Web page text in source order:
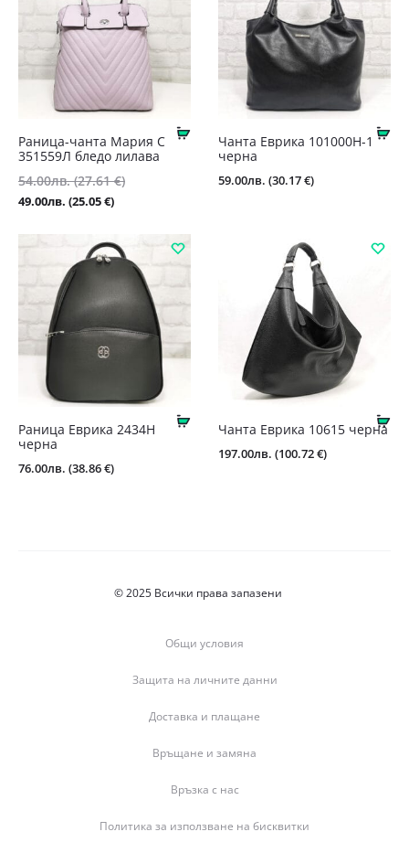
Купи
Раница-чанта Мария С
351559Л бледо лилава
54.00лв. (27.61 €)Original
54.00лв.
(27.61
€).
49.00лв. (25.05 €)Текущата
е:
49.00лв.
(25.05
€).
Чанта Еврика 101000Н-1
черна
59.00лв. (30.17 €)
Купи
Раница Еврика 2434Н
черна
76.00лв. (38.86 €)
Чанта Еврика 10615 черна
197.00лв. (100.72 €)
© 2025 Всички права запазени
Общи условия
Защита на личните данни
Доставка и плащане
Връщане и замяна
Връзка с нас
Политика за използване на бисквитки